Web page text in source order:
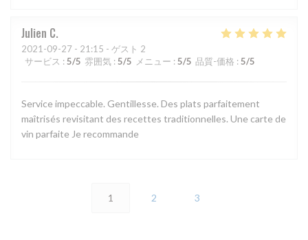
Julien C
2021-09-27 - 21:15 - ゲスト 2
サービス : 5/5 雰囲気 : 5/5 メニュー : 5/5 品質-価格 : 5/5
Service impeccable. Gentillesse. Des plats parfaitement
maîtrisés revisitant des recettes traditionnelles. Une carte de
vin parfaite Je recommande
1 2 3